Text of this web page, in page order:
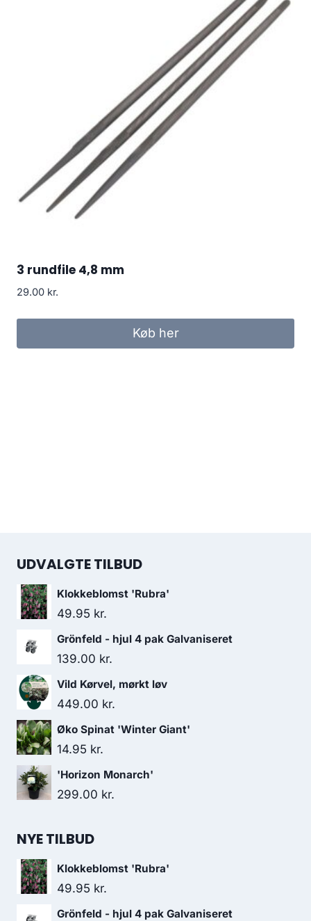
3 rundfile 4,8 mm
29.00 kr.
Køb her
UDVALGTE TILBUD
Klokkeblomst 'Rubra'
49.95 kr.
Grönfeld - hjul 4 pak Galvaniseret
139.00 kr.
Vild Kørvel, mørkt løv
449.00 kr.
Øko Spinat 'Winter Giant'
14.95 kr.
'Horizon Monarch'
299.00 kr.
NYE TILBUD
Klokkeblomst 'Rubra'
49.95 kr.
Grönfeld - hjul 4 pak Galvaniseret